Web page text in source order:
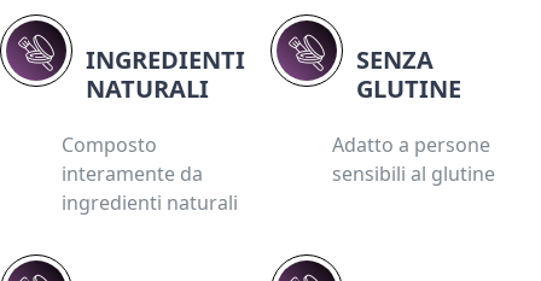
INGREDIENTI
NATURALI
Composto
interamente da
ingredienti naturali
SENZA
GLUTINE
Adatto a persone
sensibili al glutine